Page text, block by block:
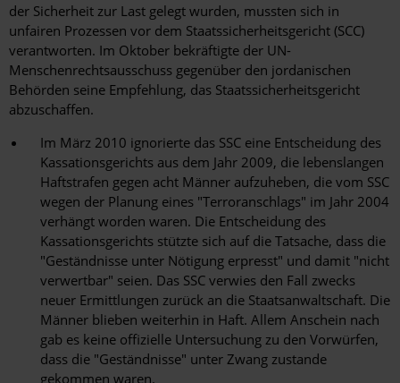
der Sicherheit zur Last gelegt wurden, mussten sich in
unfairen Prozessen vor dem Staatssicherheitsgericht (SCC)
verantworten. Im Oktober bekräftigte der UN-
Menschenrechtsausschuss gegenüber den jordanischen
Behörden seine Empfehlung, das Staatssicherheitsgericht
abzuschaffen.
Im März 2010 ignorierte das SSC eine Entscheidung des
Kassationsgerichts aus dem Jahr 2009, die lebenslangen
Haftstrafen gegen acht Männer aufzuheben, die vom SSC
wegen der Planung eines "Terroranschlags" im Jahr 2004
verhängt worden waren. Die Entscheidung des
Kassationsgerichts stützte sich auf die Tatsache, dass die
"Geständnisse unter Nötigung erpresst" und damit "nicht
verwertbar" seien. Das SSC verwies den Fall zwecks
neuer Ermittlungen zurück an die Staatsanwaltschaft. Die
Männer blieben weiterhin in Haft. Allem Anschein nach
gab es keine offizielle Untersuchung zu den Vorwürfen,
dass die "Geständnisse" unter Zwang zustande
gekommen waren.